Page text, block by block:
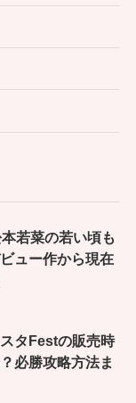
本若菜の若い頃も
ュー作から現在
タFestの販売時
必勝攻略方法ま